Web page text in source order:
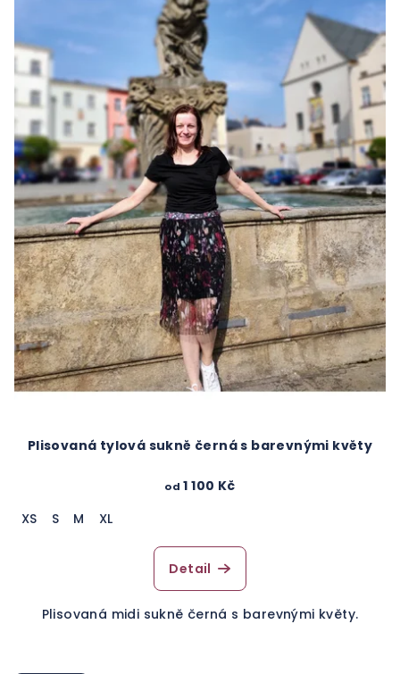
Plisovaná tylová sukně černá s barevnými květy
od 1 100 Kč
XS
S M XL
Detail
Plisovaná midi sukně černá s barevnými květy.